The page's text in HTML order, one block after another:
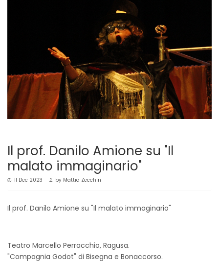
Il prof. Danilo Amione su "Il
malato immaginario"
11 Dec 2023 by Mattia Zecchin
Il prof. Danilo Amione su "Il malato immaginario"
Teatro Marcello Perracchio, Ragusa.
"Compagnia Godot" di Bisegna e Bonaccorso.